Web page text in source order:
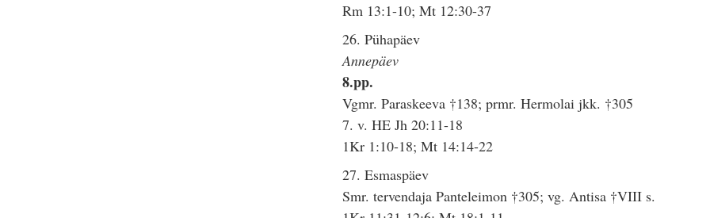
Rm 13:1-10; Mt 12:30-37
26. Pühapäev
Annepäev
8.pp.
Vgmr. Paraskeeva †138; prmr. Hermolai jkk. †305
7. v. HE Jh 20:11-18
1Kr 1:10-18; Mt 14:14-22
27. Esmaspäev
Smr. tervendaja Panteleimon †305; vg. Antisa †VIII s.